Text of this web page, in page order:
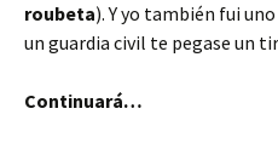
roubeta). Y yo también fui
un guardia civil te pegase un
Continuará…